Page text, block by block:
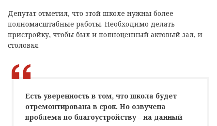
Депутат отметил, что этой школе нужны более
полномасштабные работы. Необходимо делать
пристройку, чтобы был и полноценный актовый зал, и
столовая.
Есть уверенность в том, что школа будет
отремонтирована в срок. Но озвучена
проблема по благоустройству – на данный